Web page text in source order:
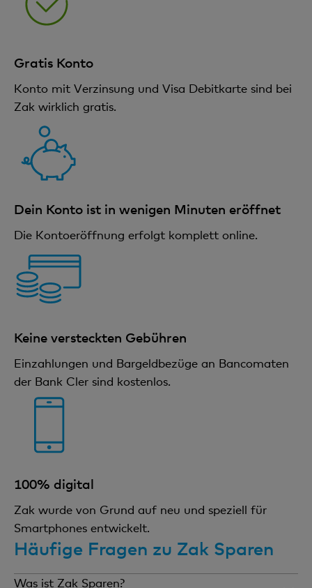
Gratis Konto
Konto mit Verzinsung und Visa Debitkarte sind bei
Zak wirklich gratis.
Dein Konto ist in wenigen Minuten eröffnet
Die Kontoeröffnung erfolgt komplett online.
Keine versteckten Gebühren
Einzahlungen und Bargeldbezüge an Bancomaten
der Bank Cler sind kostenlos.
100% digital
Zak wurde von Grund auf neu und speziell für
Smartphones entwickelt.
Häufige Fragen zu Zak Sparen
Was ist Zak Sparen?